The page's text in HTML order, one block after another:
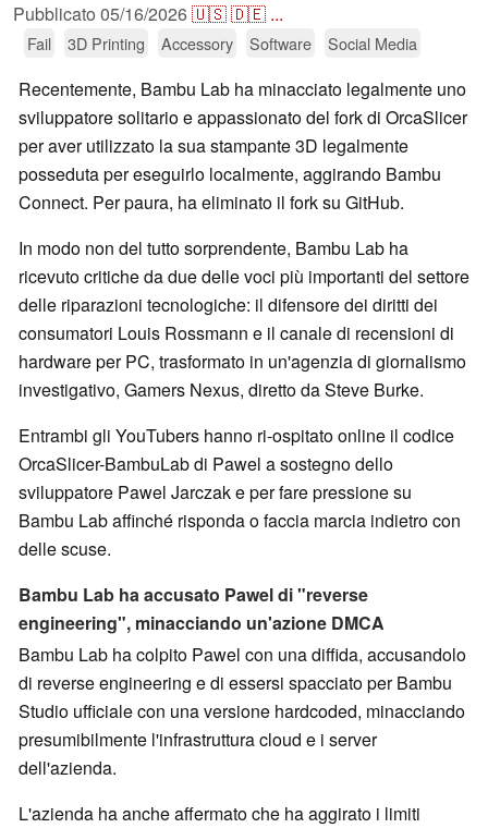
Pubblicato 05/16/2026🇺🇸🇩🇪 ...
Fail 3D Printing Accessory Software Social Media
Recentemente, Bambu Lab ha minacciato legalmente uno
sviluppatore solitario e appassionato del fork di OrcaSlicer
per aver utilizzato la sua stampante 3D legalmente
posseduta per eseguirlo localmente, aggirando Bambu
Connect. Per paura, ha eliminato il fork su GitHub.
In modo non del tutto sorprendente, Bambu Lab ha
ricevuto critiche da due delle voci più importanti del settore
delle riparazioni tecnologiche: il difensore dei diritti dei
consumatori Louis Rossmann e il canale di recensioni di
hardware per PC, trasformato in un'agenzia di giornalismo
investigativo, Gamers Nexus, diretto da Steve Burke.
Entrambi gli YouTubers hanno ri-ospitato online il codice
OrcaSlicer-BambuLab di Pawel a sostegno dello
sviluppatore Pawel Jarczak e per fare pressione su
Bambu Lab affinché risponda o faccia marcia indietro con
delle scuse.
Bambu Lab ha accusato Pawel di "reverse
engineering", minacciando un'azione DMCA
Bambu Lab ha colpito Pawel con una diffida, accusandolo
di reverse engineering e di essersi spacciato per Bambu
Studio ufficiale con una versione hardcoded, minacciando
presumibilmente l'infrastruttura cloud e i server
dell'azienda.
L'azienda ha anche affermato che ha aggirato i limiti